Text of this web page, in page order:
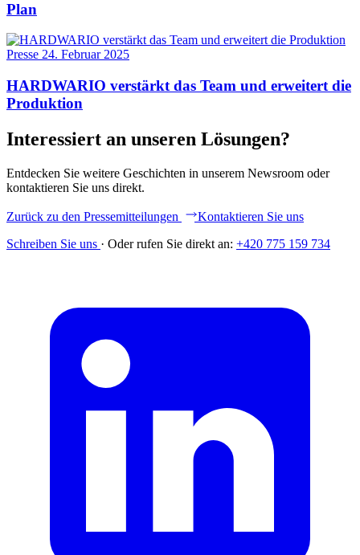
Plan
Presse 24. Februar 2025
HARDWARIO verstärkt das Team und erweitert die
Produktion
Interessiert an unseren Lösungen?
Entdecken Sie weitere Geschichten in unserem Newsroom oder
kontaktieren Sie uns direkt.
Zurück zu den Pressemitteilungen
Kontaktieren Sie uns
Schreiben Sie uns · Oder rufen Sie direkt an: +420 775 159 734